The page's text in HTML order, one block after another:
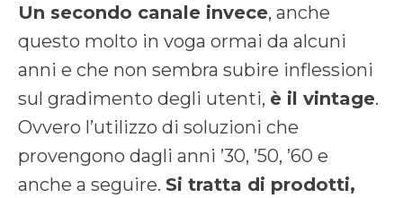
Un secondo canale invece, anche
questo molto in voga ormai da alcuni
anni e che non sembra subire inflessioni
sul gradimento degli utenti, è il vintage.
Ovvero l’utilizzo di soluzioni che
provengono dagli anni ’30, ’50, ’60 e
anche a seguire. Si tratta di prodotti,